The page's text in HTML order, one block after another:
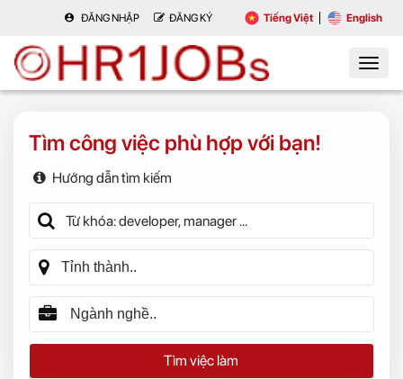
ĐĂNG NHẬP ĐĂNG KÝ Tiếng Việt English
Tìm công việc phù hợp với bạn!
Hướng dẫn tìm kiếm
Tìm việc làm